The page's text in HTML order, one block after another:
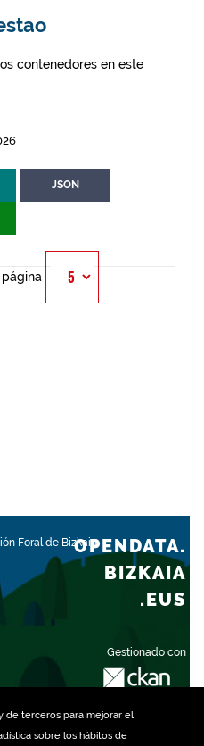
de terceros para mejorar el
sobre los hábitos de
contenedores en este
JSON
Foral de Bizkaia
Gestionado con
OPENDATA.
BIZKAIA
.EUS